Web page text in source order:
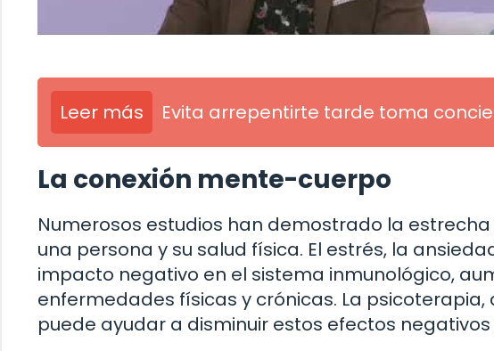
Leer más Evita arrepentirte tarde toma
La conexión mente-cuerpo
Numerosos estudios han demostrado la
una persona y su salud física. El estrés, la
impacto negativo en el sistema inmunológico,
enfermedades físicas y crónicas. La
puede ayudar a disminuir estos efectos